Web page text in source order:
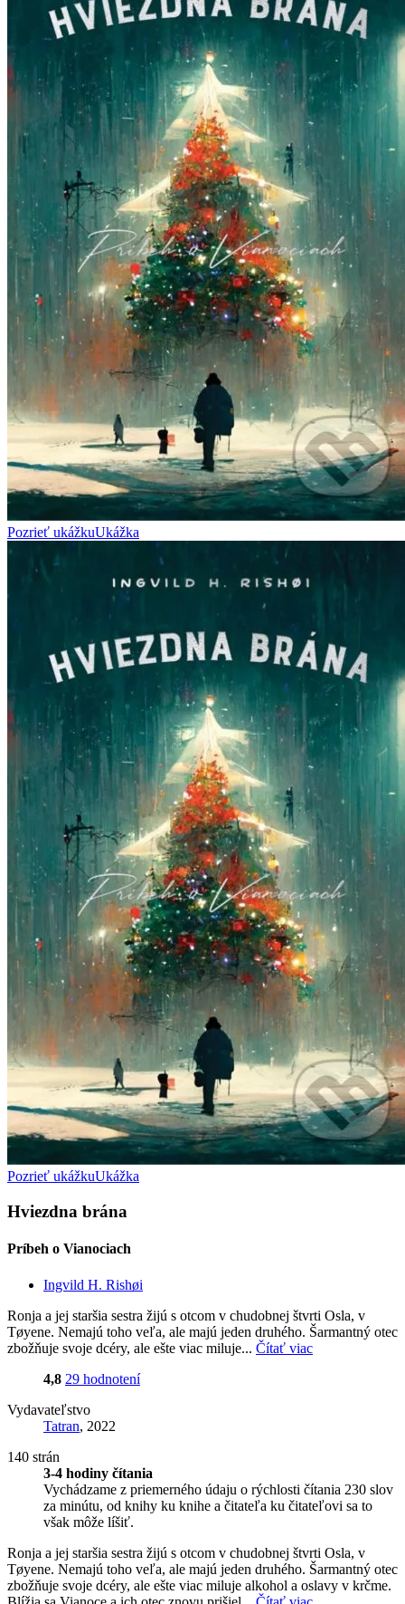
Pozrieť ukážkuUkážka
Pozrieť ukážkuUkážka
Hviezdna brána
Príbeh o Vianociach
Ingvild H. Rishøi
Ronja a jej staršia sestra žijú s otcom v chudobnej štvrti Osla, v
Tøyene. Nemajú toho veľa, ale majú jeden druhého. Šarmantný otec
zbožňuje svoje dcéry, ale ešte viac miluje... Čítať viac
4,8 29 hodnotení
Vydavateľstvo
Tatran, 2022
140 strán
3-4 hodiny čítania
Vychádzame z priemerného údaju o rýchlosti čítania 230 slov
za minútu, od knihy ku knihe a čitateľa ku čitateľovi sa to
však môže líšiť.
Ronja a jej staršia sestra žijú s otcom v chudobnej štvrti Osla, v
Tøyene. Nemajú toho veľa, ale majú jeden druhého. Šarmantný otec
zbožňuje svoje dcéry, ale ešte viac miluje alkohol a oslavy v krčme.